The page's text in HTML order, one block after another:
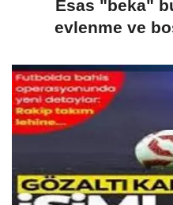
Esas "beka"
evlenme ve